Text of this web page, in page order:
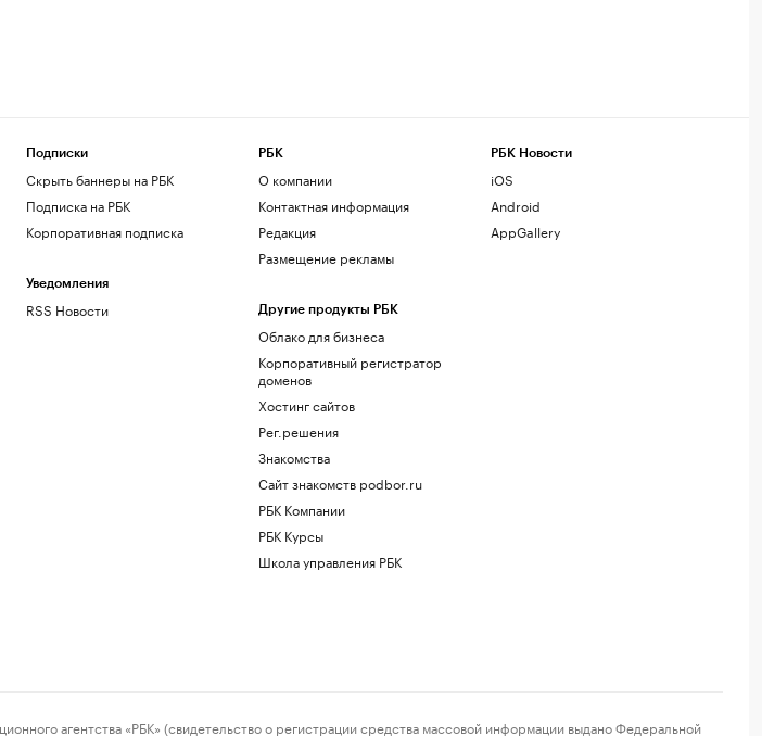
Подписки
Скрыть баннеры на РБК
Подписка на РБК
Корпоративная подписка
Уведомления
RSS Новости
РБК
О компании
Контактная информация
Редакция
Размещение рекламы
Другие продукты РБК
Облако для бизнеса
Корпоративный регистратор
доменов
Хостинг сайтов
Рег.решения
Знакомства
Сайт знакомств podbor.ru
РБК Компании
РБК Курсы
Школа управления РБК
РБК Новости
iOS
Android
AppGallery
агентства «РБК» (свидетельство о регистрации средства массовой информации выдано Федеральной